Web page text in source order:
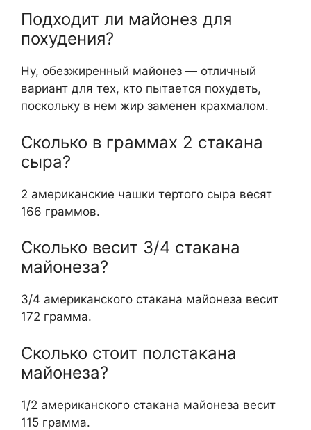
Подходит ли майонез для
похудения?
Ну, обезжиренный майонез — отличный
вариант для тех, кто пытается похудеть,
поскольку в нем жир заменен крахмалом.
Сколько в граммах 2 стакана
сыра?
2 американские чашки тертого сыра весят
166 граммов.
Сколько весит 3/4 стакана
майонеза?
3/4 американского стакана майонеза весит
172 грамма.
Сколько стоит полстакана
майонеза?
1/2 американского стакана майонеза весит
115 грамма.